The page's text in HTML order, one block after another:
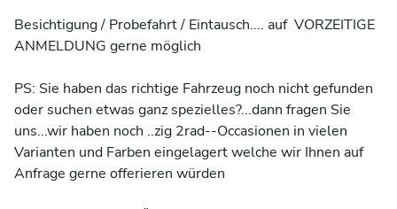
Besichtigung / Probefahrt / Eintausch.... auf  VORZEITIGE
ANMELDUNG gerne möglich
PS: Sie haben das richtige Fahrzeug noch nicht gefunden
oder suchen etwas ganz spezielles?...dann fragen Sie
uns...wir haben noch ..zig 2rad--Occasionen in vielen
Varianten und Farben eingelagert welche wir Ihnen auf
Anfrage gerne offerieren würden